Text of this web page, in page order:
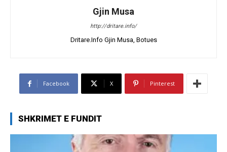
Gjin Musa
http://dritare.info/
Dritare.Info Gjin Musa, Botues
Facebook X Pinterest
SHKRIMET E FUNDIT